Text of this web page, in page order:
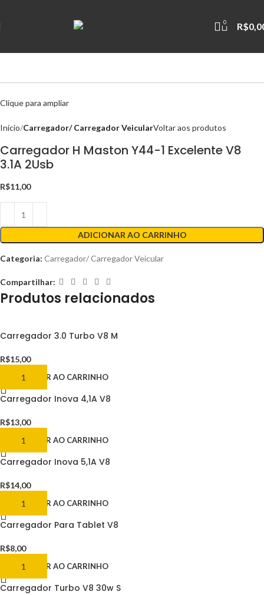
0 R$
Clique para ampliar
Início Carregador/ Carregador VeicularVoltar aos produtos
Carregador H Maston Y44-1 Excelente V8
3.1A 2Usb
R$11,00
ADICIONAR AO CARRINHO
Categoria: Carregador/ Carregador Veicular
Compartilhar:
Produtos relacionados
Carregador 3.0 Turbo V8 M
R$15,00
ADICIONAR AO CARRINHO
Carregador Inova 4,1A V8
R$13,00
ADICIONAR AO CARRINHO
Carregador Inova 5,1A V8
R$14,00
ADICIONAR AO CARRINHO
Carregador Para Tablet V8
R$8,00
ADICIONAR AO CARRINHO
Carregador Turbo V8 30w S